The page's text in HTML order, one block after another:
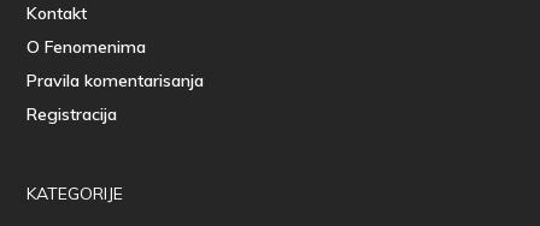
Kontakt
O Fenomenima
Pravila komentarisanja
Registracija
KATEGORIJE